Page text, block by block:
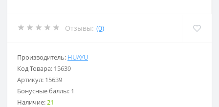
Отзывы: (0)
Производитель: HUAYU
Код Товара: 15639
Артикул: 15639
Бонусные баллы: 1
Наличие:21